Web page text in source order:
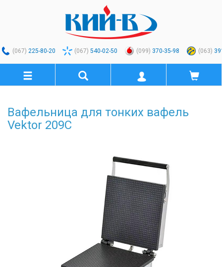
(067) 225-80-20 (067) 540-02-50 (099) 370-35-98 (063)
Вафельница для тонких вафель
Vektor 209C